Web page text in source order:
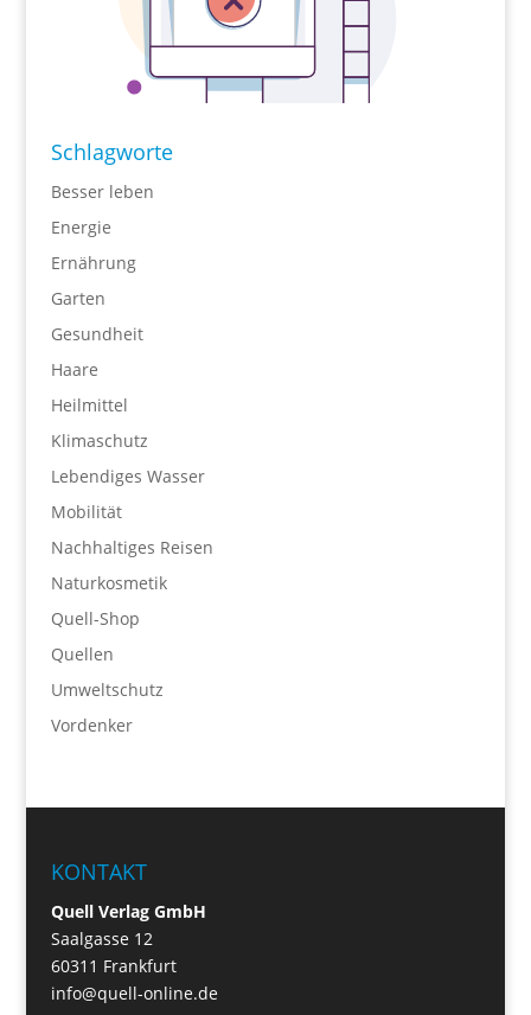
Schlagworte
Besser leben
Energie
Ernährung
Garten
Gesundheit
Haare
Heilmittel
Klimaschutz
Lebendiges Wasser
Mobilität
Nachhaltiges Reisen
Naturkosmetik
Quell-Shop
Quellen
Umweltschutz
Vordenker
KONTAKT
Quell Verlag GmbH
Saalgasse 12
60311 Frankfurt
info@quell-online.de